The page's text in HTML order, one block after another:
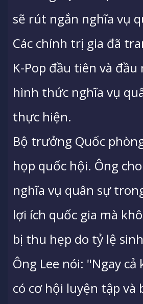
sẽ rút ngắn nghĩa vụ
Các chính trị gia đã
K-Pop đầu tiên và
hình thức nghĩa vụ
thực hiện.
Bộ trưởng Quốc
họp quốc hội. Ông
nghĩa vụ quân sự
lợi ích quốc gia mà
bị thu hẹp do tỷ lệ
Ông Lee nói: "Ngay
có cơ hội luyện tập và